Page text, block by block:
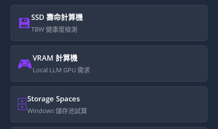
💾SSD 壽命計算機
TBW 健康度檢測
🎮VRAM 計算機
Local LLM GPU 需求
🗄️Storage Spaces
Windows 儲存池試算